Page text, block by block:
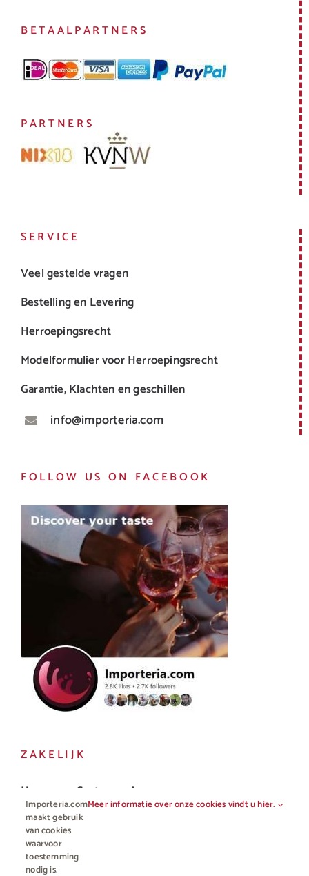
BETAALPARTNERS
PARTNERS
SERVICE
Veel gestelde vragen
Bestelling en Levering
Herroepingsrecht
Modelformulier voor Herroepingsrecht
Garantie, Klachten en geschillen
info@importeria.com
FOLLOW US ON FACEBOOK
ZAKELIJK
Horeca en Gastronomie
Vakhandel
Importeria.com
maakt gebruik
van cookies
waarvoor
toestemming
nodig is.
Meer informatie over onze cookies vindt u hier.